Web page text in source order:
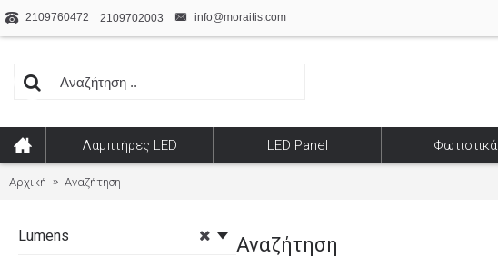
2109760472 2109702003 info@moraitis.com
Λαμπτήρες LED LED Panel Φωτιστικά
Αρχική Αναζήτηση
Lumens Αναζήτηση